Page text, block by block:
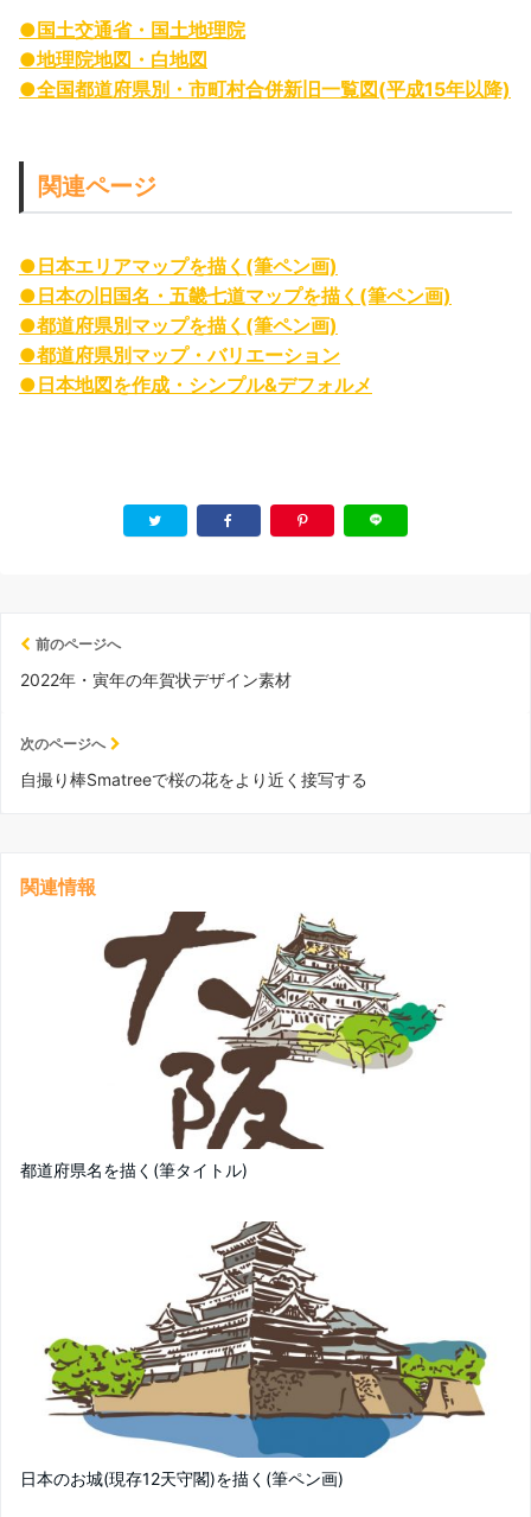
●国土交通省・国土地理院
●地理院地図・白地図
●全国都道府県別・市町村合併新旧一覧図(平成15年以降)
関連ページ
●日本エリアマップを描く(筆ペン画)
●日本の旧国名・五畿七道マップを描く(筆ペン画)
●都道府県別マップを描く(筆ペン画)
●都道府県別マップ・バリエーション
●日本地図を作成・シンプル&デフォルメ
前のページへ
2022年・寅年の年賀状デザイン素材
次のページへ
自撮り棒Smatreeで桜の花をより近く接写する
関連情報
都道府県名を描く(筆タイトル)
日本のお城(現存12天守閣)を描く(筆ペン画)